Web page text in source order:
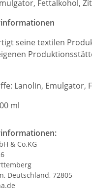
Fettalkohol,
seine textilen
Lanolin, Emulgator,
ml
& Co.KG
Deutschland, 72805